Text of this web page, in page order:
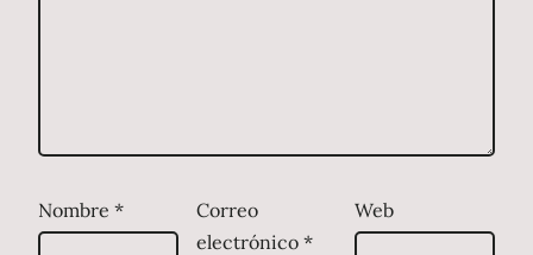
Nombre *
Correo
electrónico *
Web